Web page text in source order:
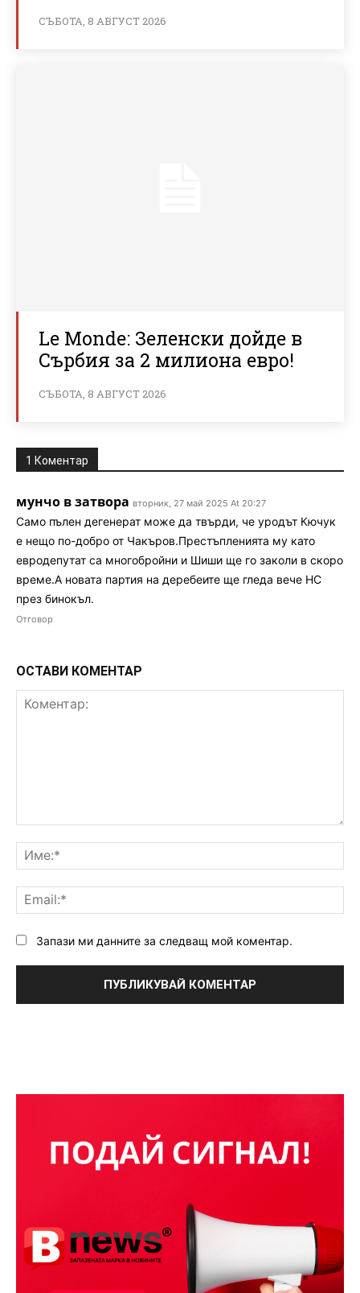
СЪБОТА, 8 АВГУСТ 2026
Le Monde: Зеленски дойде в
Сърбия за 2 милиона евро!
СЪБОТА, 8 АВГУСТ 2026
1 Коментар
мунчо в затвора вторник, 27 май 2025 At 20:27
Само пълен дегенерат може да твърди, че уродът Кючук
е нещо по-добро от Чакъров.Престъпленията му като
евродепутат са многобройни и Шиши ще го заколи в скоро
време.А новата партия на деребеите ще гледа вече НС
през бинокъл.
Отговор
ОСТАВИ КОМЕНТАР
Запази ми данните за следващ мой коментар.